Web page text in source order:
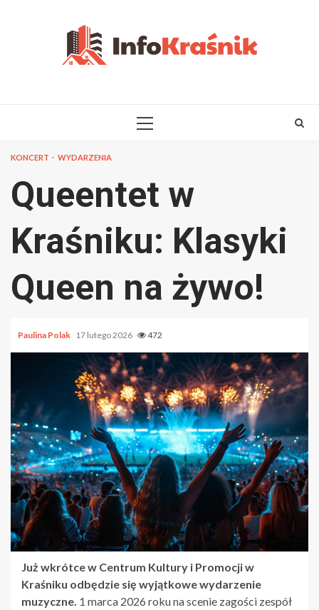
PRIMARY
KONCERT WYDARZENIA
Queentet w
Kraśniku: Klasyki
Queen na żywo!
Paulina Polak 17 lutego 2026 472
Już wkrótce w Centrum Kultury i Promocji w
Kraśniku odbędzie się wyjątkowe wydarzenie
muzyczne. 1 marca 2026 roku na scenie zagości zespół